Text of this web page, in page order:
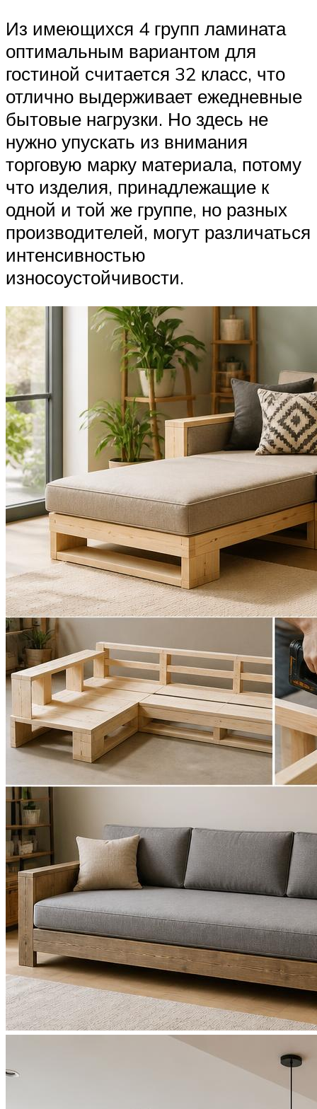
Из имеющихся 4 групп ламината
оптимальным вариантом для
гостиной считается 32 класс, что
отлично выдерживает ежедневные
бытовые нагрузки. Но здесь не
нужно упускать из внимания
торговую марку материала, потому
что изделия, принадлежащие к
одной и той же группе, но разных
производителей, могут различаться
интенсивностью
износоустойчивости.